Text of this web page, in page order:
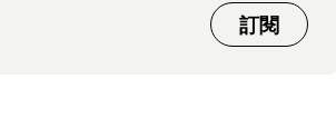
訂閱